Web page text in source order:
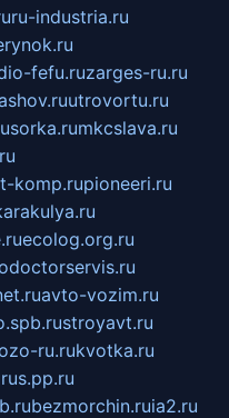
ru-industria.ru
fefu.ruzarges-ru.ru
utrovortu.ru
mkcslava.ru
komp.rupioneeri.ru
ecolog.org.ru
avto-vozim.ru
stroyavt.ru
ru.rukvotka.ru
bezmorchin.ruia2.ru